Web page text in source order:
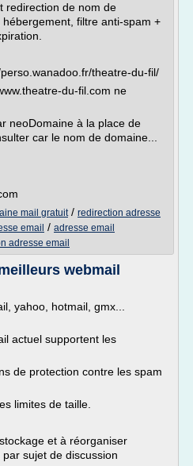
redirection de nom de
filtre anti-spam +
theatre-du-fil/
du-fil.com ne
neoDomaine à la place de
car le nom de domaine...
mail gratuit/ redirection adresse
email / adresse email
adresse email
webmail
yahoo, hotmail, gmx...
actuel supportent les
de protection contre les spam
limites de taille.
et à réorganiser
sujet de discussion